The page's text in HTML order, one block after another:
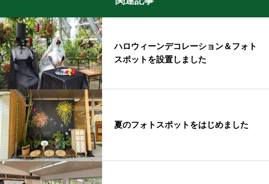
ハロウィーンデコレーション＆フォト
スポットを設置しました
夏のフォトスポットをはじめました